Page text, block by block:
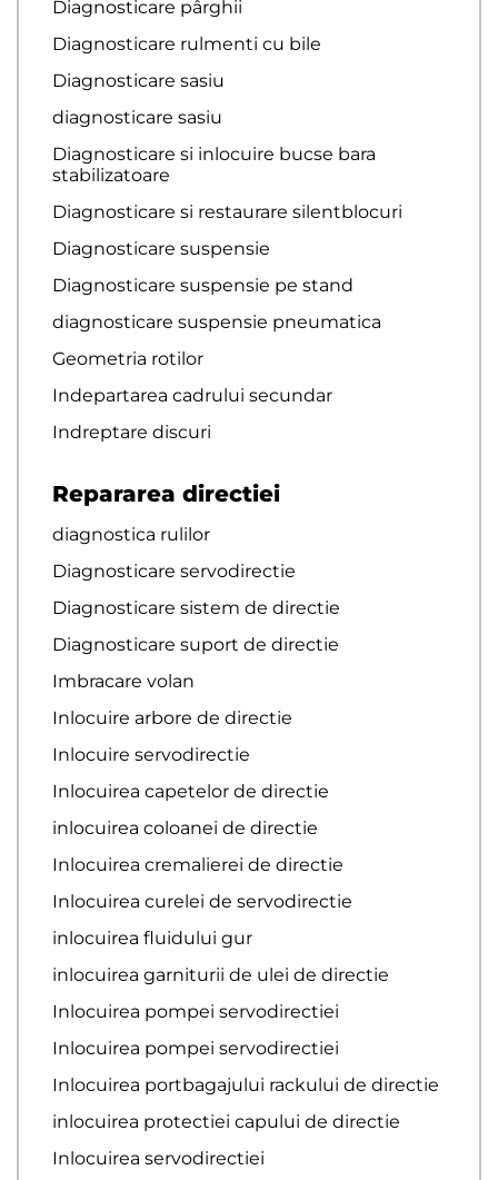
Diagnosticare pârghii
Diagnosticare rulmenti cu bile
Diagnosticare sasiu
diagnosticare sasiu
Diagnosticare si inlocuire bucse bara
stabilizatoare
Diagnosticare si restaurare silentblocuri
Diagnosticare suspensie
Diagnosticare suspensie pe stand
diagnosticare suspensie pneumatica
Geometria rotilor
Indepartarea cadrului secundar
Indreptare discuri
Repararea directiei
diagnostica rulilor
Diagnosticare servodirectie
Diagnosticare sistem de directie
Diagnosticare suport de directie
Imbracare volan
Inlocuire arbore de directie
Inlocuire servodirectie
Inlocuirea capetelor de directie
inlocuirea coloanei de directie
Inlocuirea cremalierei de directie
Inlocuirea curelei de servodirectie
inlocuirea fluidului gur
inlocuirea garniturii de ulei de directie
Inlocuirea pompei servodirectiei
Inlocuirea pompei servodirectiei
Inlocuirea portbagajului rackului de directie
inlocuirea protectiei capului de directie
Inlocuirea servodirectiei